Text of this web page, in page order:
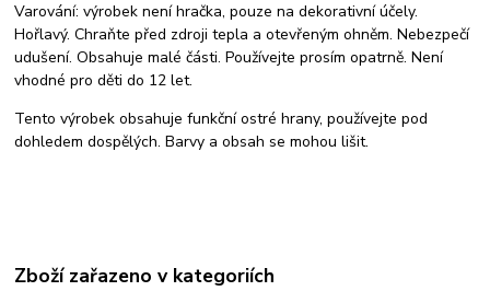
Varování: výrobek není hračka, pouze na dekorativní účely.
Hořlavý. Chraňte před zdroji tepla a otevřeným ohněm. Nebezpečí
udušení. Obsahuje malé části. Používejte prosím opatrně. Není
vhodné pro děti do 12 let.
Tento výrobek obsahuje funkční ostré hrany, používejte pod
dohledem dospělých. Barvy a obsah se mohou lišit.
Zboží zařazeno v kategoriích